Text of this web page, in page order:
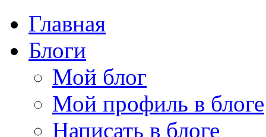
Главная
Блоги
Мой блог
Мой профиль в блоге
Написать в блоге